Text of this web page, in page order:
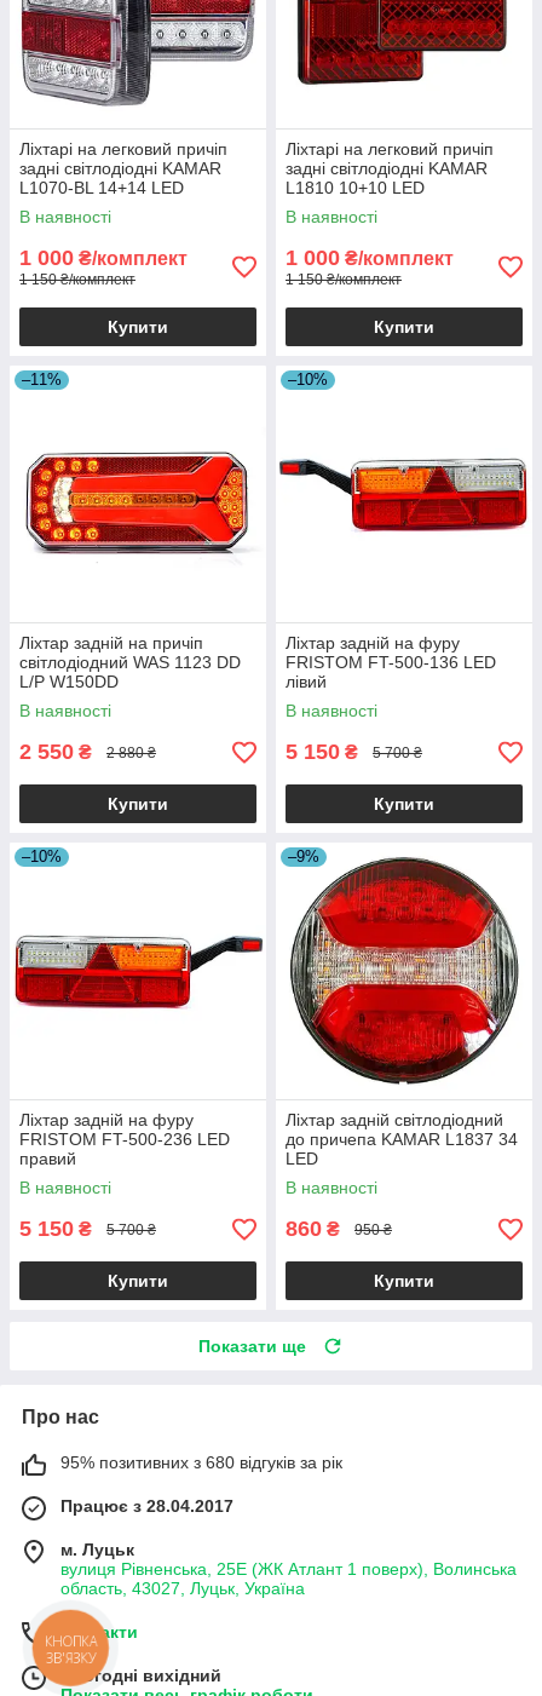
Ліхтарі на легковий причіп
задні світлодіодні KAMAR
L1070-BL 14+14 LED
стоп+габарит+поворот+підсві
чування номера
В наявності
1 000 ₴/комплект
1 150 ₴/комплект
Купити
Ліхтарі на легковий причіп
задні світлодіодні KAMAR
L1810 10+10 LED
стоп+габарит+поворот
В наявності
1 000 ₴/комплект
1 150 ₴/комплект
Купити
–11%
Ліхтар задній на причіп
світлодіодний WAS 1123 DD
L/P W150DD
В наявності
2 550 ₴ 2 880 ₴
Купити
–10%
Ліхтар задній на фуру
FRISTOM FT-500-136 LED
лівий
В наявності
5 150 ₴ 5 700 ₴
Купити
–10%
Ліхтар задній на фуру
FRISTOM FT-500-236 LED
правий
В наявності
5 150 ₴ 5 700 ₴
Купити
–9%
Ліхтар задній світлодіодний
до причепа KAMAR L1837 34
LED
В наявності
860 ₴ 950 ₴
Купити
Показати ще
Про нас
95% позитивних з 680 відгуків за рік
Працює з 28.04.2017
м. Луцьк
вулиця Рівненська, 25Е (ЖК Атлант 1 поверх), Волинська
область, 43027, Луцьк, Україна
Контакти
Сьогодні вихідний
КНОПКА
ЗВ'ЯЗКУ